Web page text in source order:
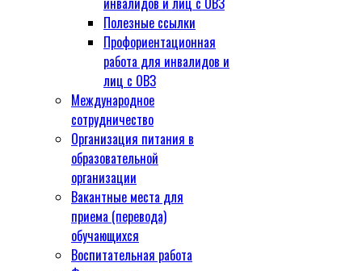
Полезные ссылки
Профориентационная
работа для инвалидов и
лиц с ОВЗ
Международное
сотрудничество
Организация питания в
образовательной
организации
Вакантные места для
приема (перевода)
обучающихся
Воспитательная работа